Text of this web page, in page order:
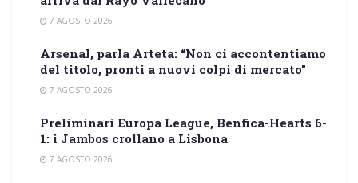
7 AGOSTO 2026
Arsenal, parla Arteta: “Non ci accontentiamo
del titolo, pronti a nuovi colpi di mercato”
7 AGOSTO 2026
Preliminari Europa League, Benfica-Hearts 6-
1: i Jambos crollano a Lisbona
7 AGOSTO 2026